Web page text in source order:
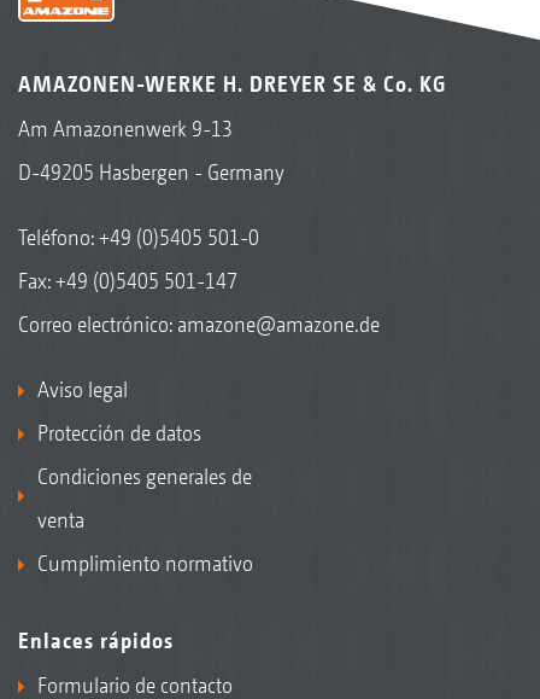
AMAZONEN-WERKE H. DREYER SE & Co. KG
Am Amazonenwerk 9-13
D-49205 Hasbergen - Germany
Teléfono:+49 (0)5405 501-0
Fax: +49 (0)5405 501-147
Correo electrónico: amazone@amazone.de
Aviso legal
Protección de datos
Condiciones generales de
venta
Cumplimiento normativo
Enlaces rápidos
Formulario de contacto